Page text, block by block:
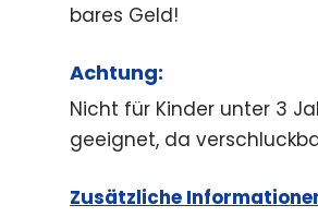
bares Geld!
Achtung:
Nicht für Kinder unter 3
geeignet, da
Zusätzliche